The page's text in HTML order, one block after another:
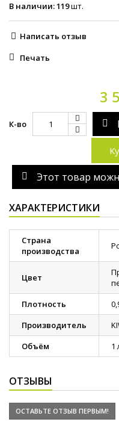
В наличии:119шт.
Написать отзыв
Печать
3
К-во
Этот товар
ХАРАКТЕРИСТИКИ
Страна
производства
Цвет
Плотность
Производитель
Объём
1
ОТЗЫВЫ
ОСТАВЬТЕ ОТЗЫВ ПЕРВЫМ!